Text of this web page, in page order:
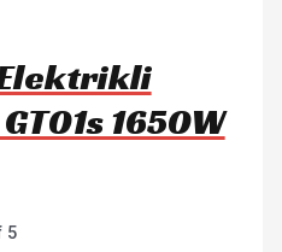
1650W
5